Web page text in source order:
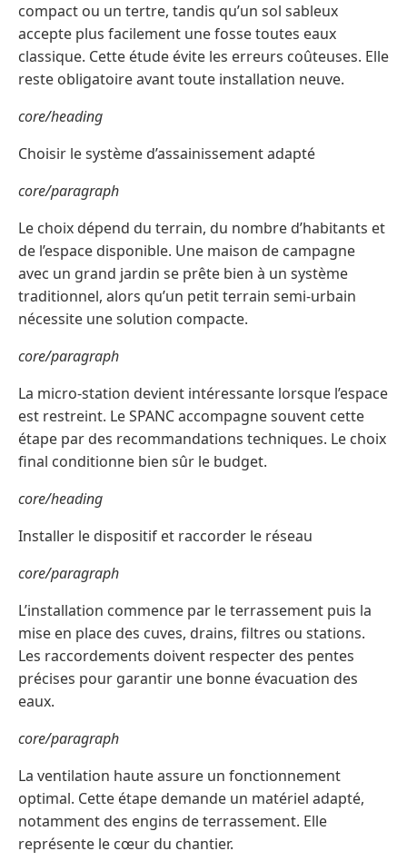
compact ou un tertre, tandis qu’un sol sableux
accepte plus facilement une fosse toutes eaux
classique. Cette étude évite les erreurs coûteuses. Elle
reste obligatoire avant toute installation neuve.
core/heading
Choisir le système d’assainissement adapté
core/paragraph
Le choix dépend du terrain, du nombre d’habitants et
de l’espace disponible. Une maison de campagne
avec un grand jardin se prête bien à un système
traditionnel, alors qu’un petit terrain semi-urbain
nécessite une solution compacte.
core/paragraph
La micro-station devient intéressante lorsque l’espace
est restreint. Le SPANC accompagne souvent cette
étape par des recommandations techniques. Le choix
final conditionne bien sûr le budget.
core/heading
Installer le dispositif et raccorder le réseau
core/paragraph
L’installation commence par le terrassement puis la
mise en place des cuves, drains, filtres ou stations.
Les raccordements doivent respecter des pentes
précises pour garantir une bonne évacuation des
eaux.
core/paragraph
La ventilation haute assure un fonctionnement
optimal. Cette étape demande un matériel adapté,
notamment des engins de terrassement. Elle
représente le cœur du chantier.